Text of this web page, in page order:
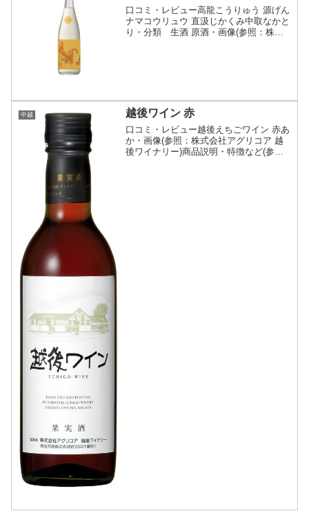
口コミ・レビュー高龍こうりゅう 源げん
ナマコウリュウ 直汲じかくみ中取なかと
り・分類 生酒 原酒・画像(参照：株式
中越 越後ワイン 赤
口コミ・レビュー越後えちごワイン 赤あ
か・画像(参照：株式会社アグリコア 越
後ワイナリー)商品説明・特徴など(参